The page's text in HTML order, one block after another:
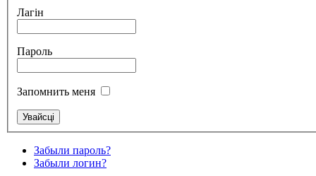
Лагін
Пароль
Запомнить меня
Забыли пароль?
Забыли логин?